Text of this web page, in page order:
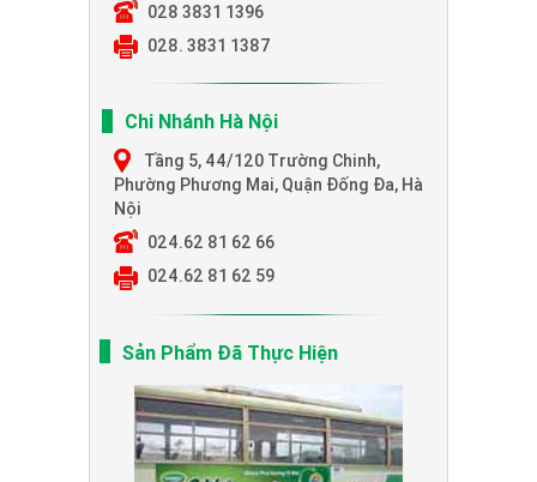
028 3831 1396
028. 3831 1387
Chi Nhánh Hà Nội
Tầng 5, 44/120 Trường Chinh,
Phường Phương Mai, Quận Đống Đa, Hà
Nội
024.62 81 62 66
024.62 81 62 59
Sản Phẩm Đã Thực Hiện